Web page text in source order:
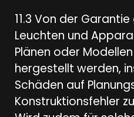
11.3 Von der
Leuchten und
Plänen oder
hergestellt werden,
Schäden auf
Konstruktionsfehler